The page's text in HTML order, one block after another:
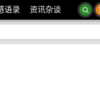
语录 资讯杂谈